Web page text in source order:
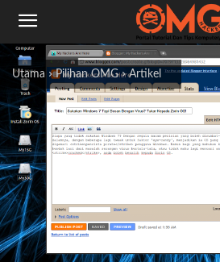
Utama Pilihan OMG Artikel